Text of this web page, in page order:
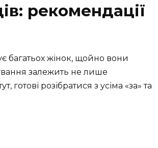
рекомендації
багатьох жінок, щойно вони
залежить не лише
розібратися з усіма «за» та